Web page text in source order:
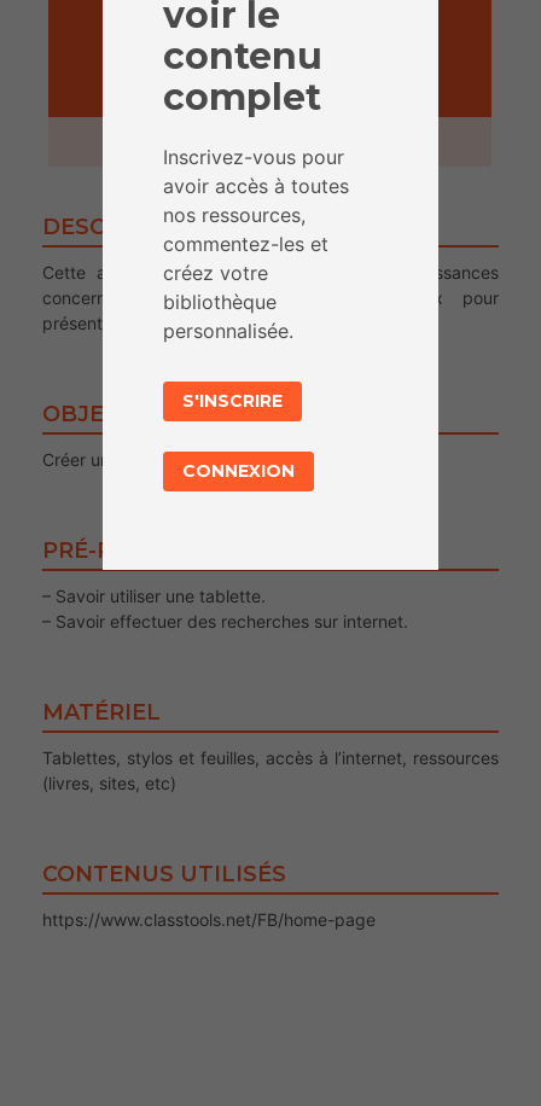
ACTIVITÉ
DESCRIPTION
Cette activité consiste à appliquer les connaissances
concernant l’utilisation des réseaux sociaux pour
présenter un profil fictif.
OBJECTIFS
Créer une page Facebook d’une femme oubliée
PRÉ-REQUIS POUR LE PUBLIC
– Savoir utiliser une tablette.
– Savoir effectuer des recherches sur internet.
MATÉRIEL
Tablettes, stylos et feuilles, accès à l’internet, ressources
(livres, sites, etc)
CONTENUS UTILISÉS
https://www.classtools.net/FB/home-page
voir le
contenu
complet
Inscrivez-vous pour
avoir accès à toutes
nos ressources,
commentez-les et
créez votre
bibliothèque
personnalisée.
S'INSCRIRE
CONNEXION